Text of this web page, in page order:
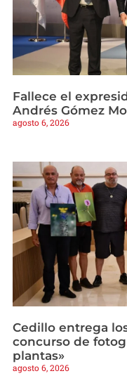
Fallece el
Andrés Gómez
agosto 6, 2026
Cedillo entrega
concurso de
plantas»
agosto 6, 2026